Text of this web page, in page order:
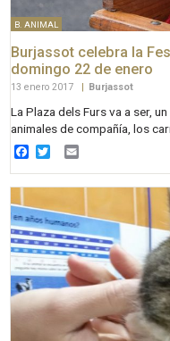
B. ANIMAL
Burjassot celebra la
domingo 22 de enero
13 enero 2017 Burjassot
La Plaza dels Furs va a ser,
animales de compañía, los
Facebook
Twitter